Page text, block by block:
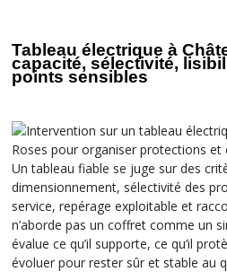
Tableau électrique à
capacité, sélectivité,
points sensibles
Un tableau fiable se juge sur des
dimensionnement, sélectivité des
service, repérage exploitable et
n’aborde pas un coffret comme un
évalue ce qu’il supporte, ce qu’il
évoluer pour rester sûr et stable au